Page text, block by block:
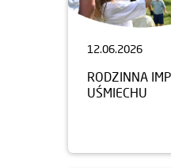
12.06.2026
RODZINNA
UŚMIECHU